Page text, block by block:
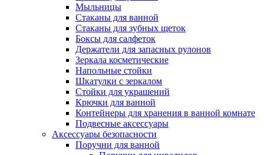
Мыльницы
Стаканы для ванной
Стаканы для зубных щеток
Боксы для салфеток
Держатели для запасных рулонов
Зеркала косметические
Напольные стойки
Шкатулки с зеркалом
Стойки для украшений
Крючки для ванной
Контейнеры для хранения в ванной комнате
Подвесные аксессуары
Аксессуары безопасности
Поручни для ванной